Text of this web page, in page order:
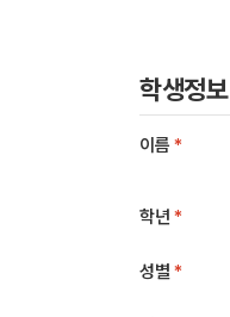
학생정보
이름*
학년*
성별*